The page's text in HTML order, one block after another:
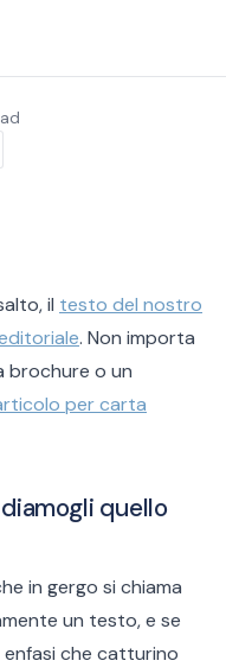
il testo del nostro
. Non importa
brochure o un
per carta
quello
in gergo si chiama
un testo, e se
che catturino